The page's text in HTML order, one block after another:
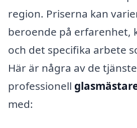
region. Priserna kan
beroende på erfarenhet,
och det specifika arbete
Här är några av de
professionell
med: